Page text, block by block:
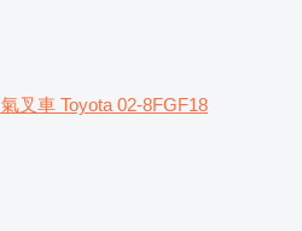
氣叉車 Toyota 02-8FGF18